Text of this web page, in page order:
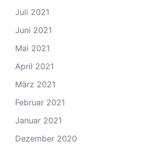
Juli 2021
Juni 2021
Mai 2021
April 2021
März 2021
Februar 2021
Januar 2021
Dezember 2020